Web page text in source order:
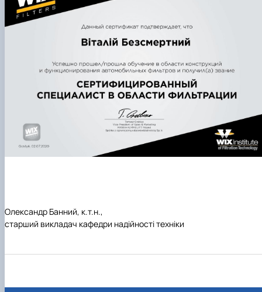
Олександр Банний, к.т.н.,
старший викладач кафедри надійності техніки